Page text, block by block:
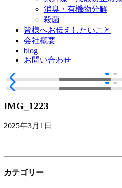
消臭・有機物分解
殺菌
皆様へお伝えしたいこと
会社概要
blog
お問い合わせ
IMG_1223
2025年3月1日
カテゴリー